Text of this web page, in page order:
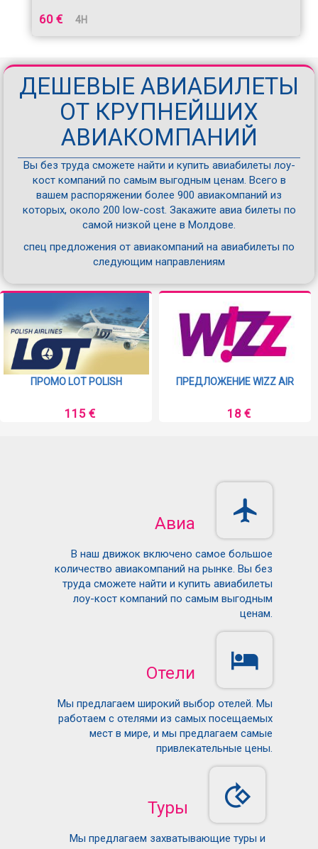
60 € 4H
ДЕШЕВЫЕ АВИАБИЛЕТЫ
ОТ КРУПНЕЙШИХ
АВИАКОМПАНИЙ
Вы без труда сможете найти и купить авиабилеты лоу-
кост компаний по самым выгодным ценам. Всего в
вашем распоряжении более 900 авиакомпаний из
которых, около 200 low-cost. Закажите авиа билеты по
самой низкой цене в Молдове.
спец предложения от авиакомпаний на авиабилеты по
следующим направлениям
ПРОМО FLY ONE
39 €
ПРОМО RYANAIR
Авиа
В наш движок включено самое большое
количество авиакомпаний на рынке. Вы без
труда сможете найти и купить авиабилеты
лоу-кост компаний по самым выгодным
ценам.
Отели
Мы предлагаем широкий выбор отелей. Мы
работаем с отелями из самых посещаемых
мест в мире, и мы предлагаем самые
привлекательные цены.
Туры
Мы предлагаем захватывающие туры и